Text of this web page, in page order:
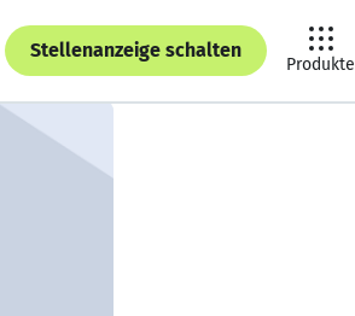
Stellenanzeige schalten
Produkte